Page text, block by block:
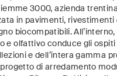
3000, azienda
in pavimenti, rivestimenti
biocompatibili. All’interno,
e olfattivo conduce gli ospiti
e dell’intera gamma
di arredamento